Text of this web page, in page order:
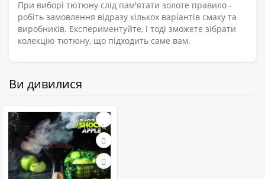
При виборі тютюну слід пам'ятати золоте правило -
робіть замовлення відразу кількох варіантів смаку та
виробників. Експериментуйте, і тоді зможете зібрати
колекцію тютюну, що підходить саме вам.
Ви дивилися